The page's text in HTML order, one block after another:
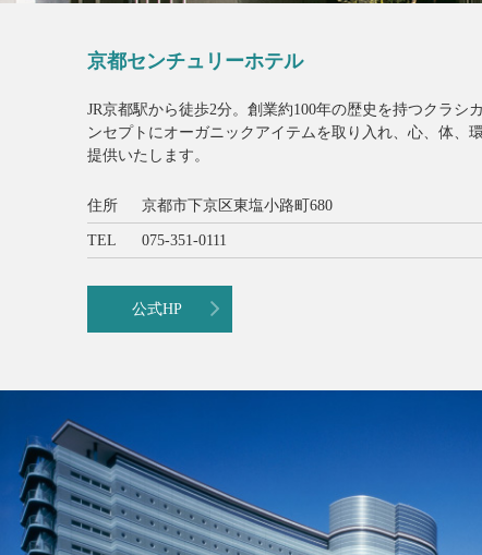
京都センチュリーホテル
JR京都駅から徒歩2分。創業約100年の歴史を持つクラシ
ンセプトにオーガニックアイテムを取り入れ、心、体、
提供いたします。
住所 京都市下京区東塩小路町680
TEL 075-351-0111
公式HP